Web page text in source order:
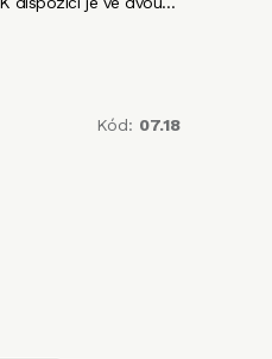
Kód: 07.18